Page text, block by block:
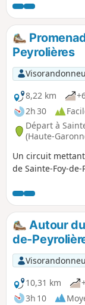
balisage est tout
fier à
de vue, car le
Peyrolières
8,22 km
2h 30
Départ à
(Haute-
Un circuit
de Sainte-Foy-de-
Autour
de-
10,31 km
3h 10